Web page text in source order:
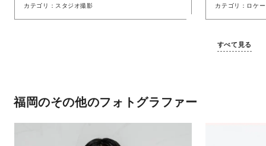
カテゴリ
スタジオ撮影
カテゴリ
ロケ
すべて見る
福岡のその他のフォトグラファー